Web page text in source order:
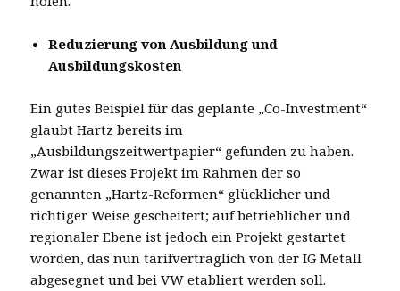
Reduzierung von Ausbildung und
Ausbildungskosten
Ein gutes Beispiel für das geplante „Co-Investment“
glaubt Hartz bereits im
„Ausbildungszeitwertpapier“ gefunden zu haben.
Zwar ist dieses Projekt im Rahmen der so
genannten „Hartz-Reformen“ glücklicher und
richtiger Weise gescheitert; auf betrieblicher und
regionaler Ebene ist jedoch ein Projekt gestartet
worden, das nun tarifvertraglich von der IG Metall
abgesegnet und bei VW etabliert werden soll.